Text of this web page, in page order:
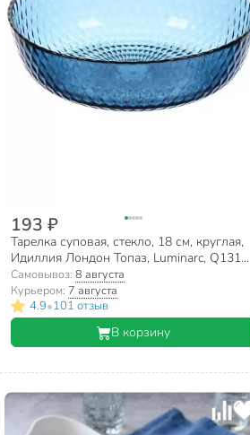
193 ₽
Тарелка суповая, стекло, 18 см, круглая,
Идиллия Лондон Топаз, Luminarc, Q1314,
синяя
Самовывоз: 8 августа
Курьером: 7 августа
4.9•101 отзыв
В корзину